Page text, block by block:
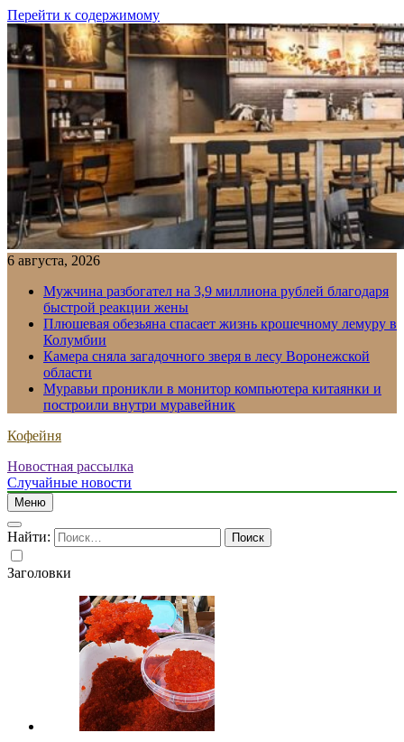
Перейти к содержимому
6 августа, 2026
Мужчина разбогател на 3,9 миллиона рублей благодаря
быстрой реакции жены
Плюшевая обезьяна спасает жизнь крошечному лемуру в
Колумбии
Камера сняла загадочного зверя в лесу Воронежской
области
Муравьи проникли в монитор компьютера китаянки и
построили внутри муравейник
Кофейня
Новостная рассылка
Случайные новости
Меню
Найти:
Заголовки